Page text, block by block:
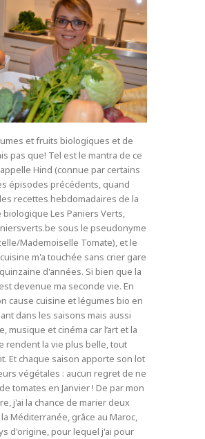
et fruits biologiques et de
pas que! Tel est le mantra de ce
Hind (connue par certains
épisodes précédents, quand
recettes hebdomadaires de la
biologique Les Paniers Verts,
sous le pseudonyme
Mademoiselle Tomate), et le
m'a touchée sans crier gare
d'années. Si bien que la
devenue ma seconde vie. En
cause cuisine et légumes bio en
dans les saisons mais aussi
musique et cinéma car l’art et la
rendent la vie plus belle, tout
Et chaque saison apporte son lot
végétales : aucun regret de ne
tomates en Janvier ! De par mon
j'ai la chance de marier deux
Méditerranée, grâce au Maroc,
d'origine, pour lequel j'ai pour